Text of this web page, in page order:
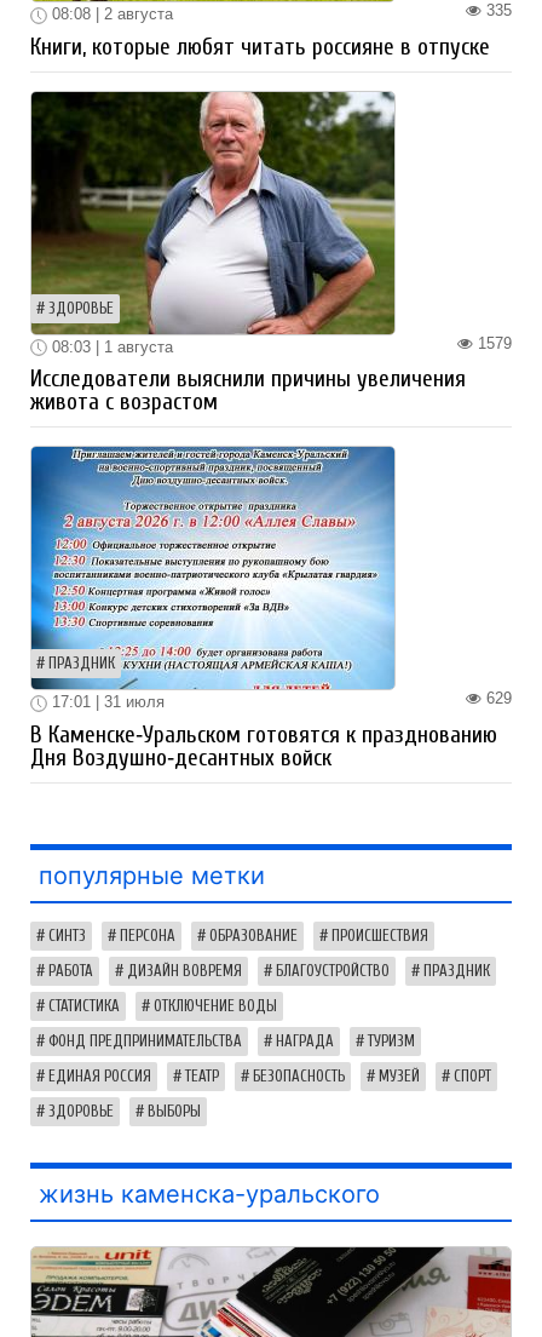
335
08:08 | 2 августа
Книги, которые любят читать россияне в отпуске
ЗДОРОВЬЕ
1579
08:03 | 1 августа
Исследователи выяснили причины увеличения
живота с возрастом
ПРАЗДНИК
629
17:01 | 31 июля
В Каменске‑Уральском готовятся к празднованию
Дня Воздушно‑десантных войск
популярные метки
СИНТЗ ПЕРСОНА ОБРАЗОВАНИЕ ПРОИСШЕСТВИЯ
РАБОТА ДИЗАЙН ВОВРЕМЯ БЛАГОУСТРОЙСТВО ПРАЗДНИК
СТАТИСТИКА ОТКЛЮЧЕНИЕ ВОДЫ
ФОНД ПРЕДПРИНИМАТЕЛЬСТВА НАГРАДА ТУРИЗМ
ЕДИНАЯ РОССИЯ ТЕАТР БЕЗОПАСНОСТЬ МУЗЕЙ СПОРТ
ЗДОРОВЬЕ ВЫБОРЫ
жизнь каменска-уральского